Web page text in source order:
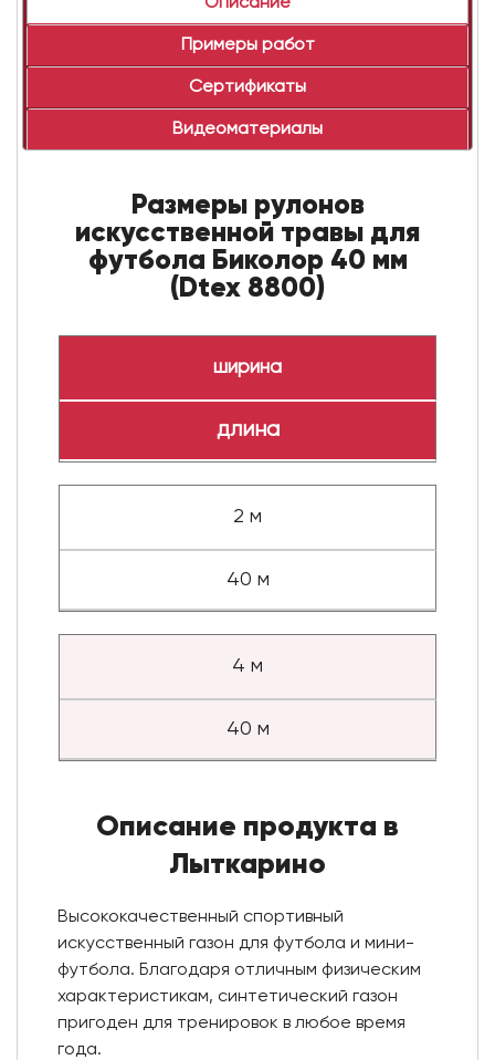
Примеры работ
Сертификаты
Видеоматериалы
Размеры рулонов
искусственной травы для
футбола Биколор 40 мм
(Dtex 8800)
ширина
длина
2 м
40 м
4 м
40 м
Описание продукта в
Лыткарино
Высококачественный спортивный
искусственный газон для футбола и мини-
футбола. Благодаря отличным физическим
характеристикам, синтетический газон
пригоден для тренировок в любое время
года.